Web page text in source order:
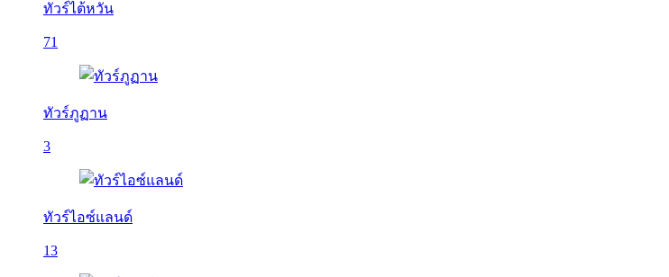
ทัวร์ไต้หวัน
71
ทัวร์ภูฏาน
3
ทัวร์ไอซ์แลนด์
13